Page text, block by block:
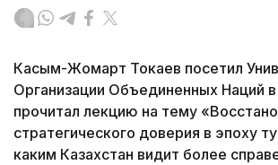
Касым-Жомарт Токаев посетил
Организации Объединенных Наций
прочитал лекцию на тему
стратегического доверия в эпоху
каким Казахстан видит более